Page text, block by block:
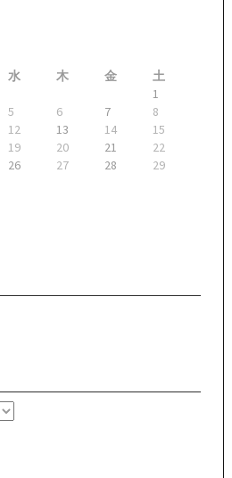
水 木 金
土
1
5 6 7
8
12 13 14
15
19 20 21
22
26 27 28
29